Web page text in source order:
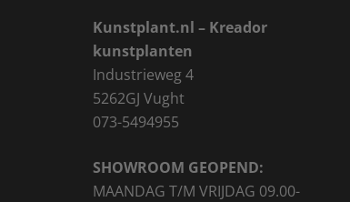
Kunstplant.nl – Kreador
kunstplanten
Industrieweg 4
5262GJ Vught
073-5494955
SHOWROOM GEOPEND:
MAANDAG T/M VRIJDAG 09.00-